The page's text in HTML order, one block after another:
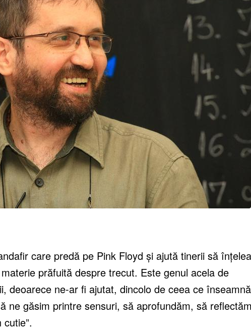
care predă pe Pink Floyd și ajută tinerii să
prăfuită despre trecut. Este genul acela de
deoarece ne-ar fi ajutat, dincolo de ceea ce înseamnă
ne găsim printre sensuri, să aprofundăm, să